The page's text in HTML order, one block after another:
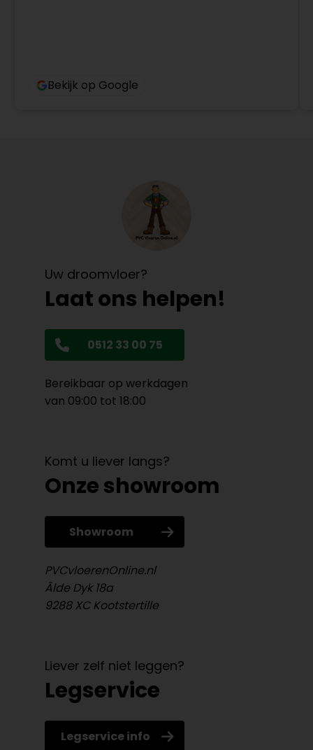
Bekijk op Google
Uw droomvloer?
Laat ons helpen!
0512 33 00 75
Bereikbaar op werkdagen
van 09:00 tot 18:00
Komt u liever langs?
Onze showroom
Showroom
PVCvloerenOnline.nl
Âlde Dyk 18a
9288 XC Kootstertille
Liever zelf niet leggen?
Legservice
Legservice info